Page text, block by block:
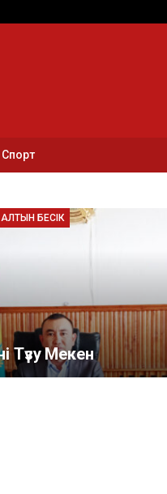
Спорт
БЕСІК
Түзу Мекен